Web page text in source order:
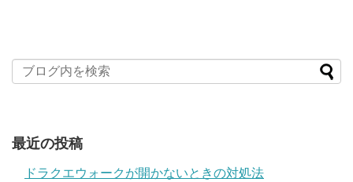
最近の投稿
ドラクエウォークが開かないときの対処法